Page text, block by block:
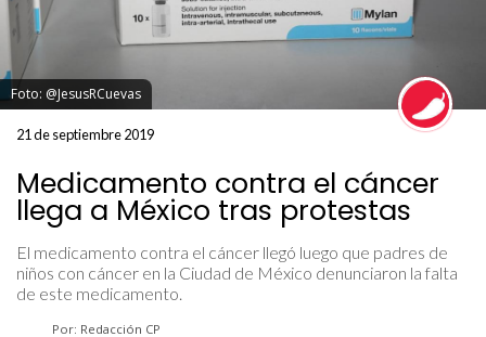
Foto: @JesusRCuevas
21 de septiembre 2019
Medicamento contra el cáncer
llega a México tras protestas
El medicamento contra el cáncer llegó luego que padres de
niños con cáncer en la Ciudad de México denunciaron la falta
de este medicamento.
Por: Redacción CP